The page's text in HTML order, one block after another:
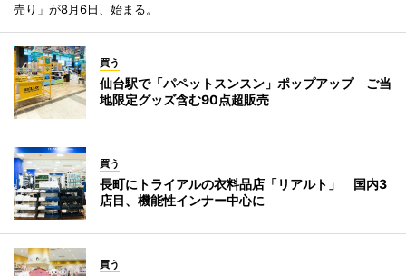
売り」が8月6日、始まる。
買う
仙台駅で「パペットスンスン」ポップアップ ご当
地限定グッズ含む90点超販売
買う
長町にトライアルの衣料品店「リアルト」 国内3
店目、機能性インナー中心に
買う